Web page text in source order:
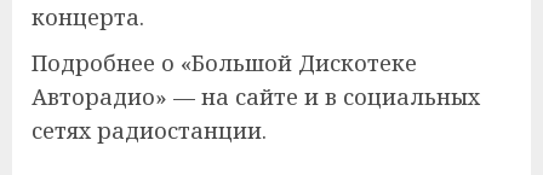
концерта.
Подробнее о «Большой Дискотеке
Авторадио» — на сайте и в социальных
сетях радиостанции.